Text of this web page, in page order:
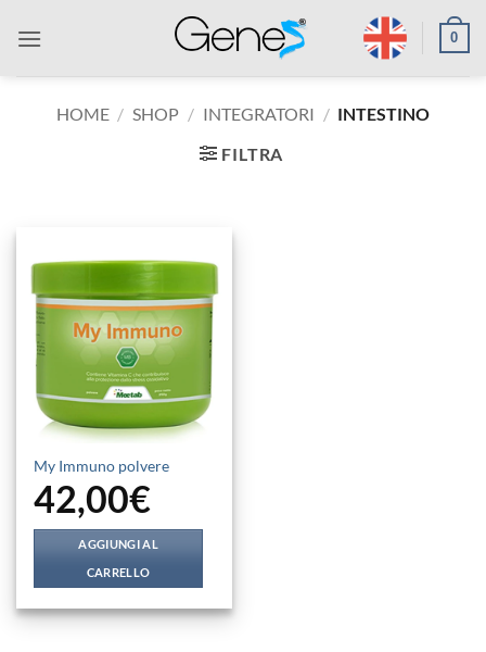
0
HOME / SHOP / INTEGRATORI / INTESTINO
FILTRA
My Immuno polvere
42,00€
AGGIUNGI AL
CARRELLO